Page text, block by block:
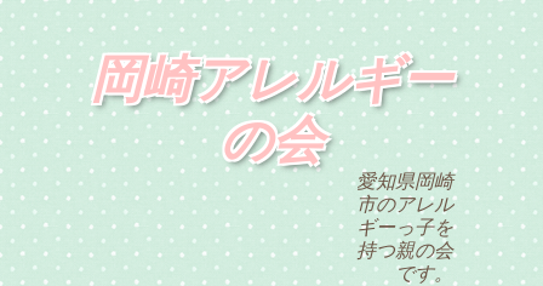
岡崎アレルギー
の会
愛知県岡崎
市のアレル
ギーっ子を
持つ親の会
です。